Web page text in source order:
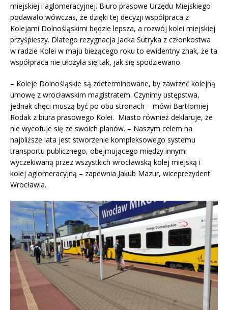
miejskiej i aglomeracyjnej. Biuro prasowe Urzędu Miejskiego
podawało wówczas, że dzięki tej decyzji współpraca z
Kolejami Dolnośląskimi będzie lepsza, a rozwój kolei miejskiej
przyśpieszy. Dlatego rezygnacja Jacka Sutryka z członkostwa
w radzie Kolei w maju bieżącego roku to ewidentny znak, że ta
współpraca nie ułożyła się tak, jak się spodziewano.
– Koleje Dolnośląskie są zdeterminowane, by zawrzeć kolejną
umowę z wrocławskim magistratem. Czynimy ustępstwa,
jednak chęci muszą być po obu stronach – mówi Bartłomiej
Rodak z biura prasowego Kolei. Miasto również deklaruje, że
nie wycofuje się ze swoich planów. – Naszym celem na
najbliższe lata jest stworzenie kompleksowego systemu
transportu publicznego, obejmującego między innymi
wyczekiwaną przez wszystkich wrocławską kolej miejską i
kolej aglomeracyjną – zapewnia Jakub Mazur, wiceprezydent
Wrocławia.